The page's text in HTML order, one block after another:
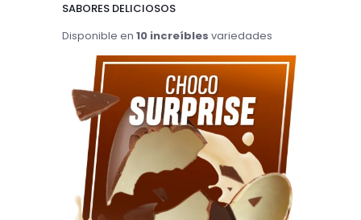
SABORES DELICIOSOS
Disponible en10 increíblesvariedades